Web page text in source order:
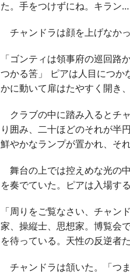
た。手をつけずにね。キラン
チャンドラは顔を上げなか
「ゴンティは領事府の巡回
つかる筈」 ピアは人目につか
かに動いて扉はたやすく開き
クラブの中に踏み入るとチ
り囲み、二十ほどのそれが半
鮮やかなランプが置かれ、そ
舞台の上では控えめな光の
を奏でていた。ピアは入場す
「周りをご覧なさい、チャ
家、操縦士、思想家。博覧会
を待っている。天性の反逆者
チャンドラは頷いた。「つ